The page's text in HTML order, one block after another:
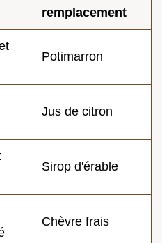
remplacement
Potimarron
Jus de citron
Sirop d'érable
Chèvre frais